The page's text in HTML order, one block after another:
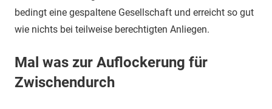
bedingt eine gespaltene Gesellschaft und erreicht so gut
wie nichts bei teilweise berechtigten Anliegen.
Mal was zur Auflockerung für
Zwischendurch